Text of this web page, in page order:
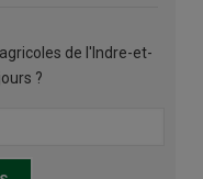
de l'Indre-et-
?